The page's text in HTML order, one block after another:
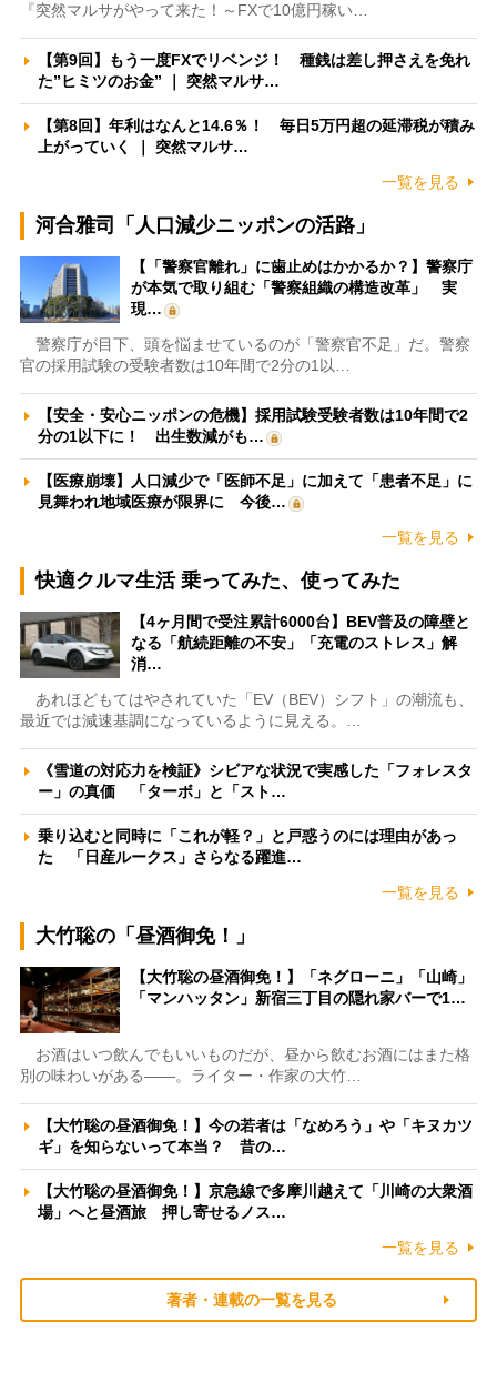
『突然マルサがやって来た！～FXで10億円稼い…
【第9回】もう一度FXでリベンジ！ 種銭は差し押さえを免れ
た”ヒミツのお金” ｜ 突然マルサ…
【第8回】年利はなんと14.6％！ 毎日5万円超の延滞税が積み
上がっていく ｜ 突然マルサ…
一覧を見る
河合雅司「人口減少ニッポンの活路」
【「警察官離れ」に歯止めはかかるか？】警察庁
が本気で取り組む「警察組織の構造改革」 実
現…
警察庁が目下、頭を悩ませているのが「警察官不足」だ。警察
官の採用試験の受験者数は10年間で2分の1以…
【安全・安心ニッポンの危機】採用試験受験者数は10年間で2
分の1以下に！ 出生数減がも…
【医療崩壊】人口減少で「医師不足」に加えて「患者不足」に
見舞われ地域医療が限界に 今後…
一覧を見る
快適クルマ生活 乗ってみた、使ってみた
【4ヶ月間で受注累計6000台】BEV普及の障壁と
なる「航続距離の不安」「充電のストレス」解
消…
あれほどもてはやされていた「EV（BEV）シフト」の潮流も、
最近では減速基調になっているように見える。…
《雪道の対応力を検証》シビアな状況で実感した「フォレスタ
ー」の真価 「ターボ」と「スト…
乗り込むと同時に「これが軽？」と戸惑うのには理由があっ
た 「日産ルークス」さらなる躍進…
一覧を見る
大竹聡の「昼酒御免！」
【大竹聡の昼酒御免！】「ネグローニ」「山崎」
「マンハッタン」新宿三丁目の隠れ家バーで1…
お酒はいつ飲んでもいいものだが、昼から飲むお酒にはまた格
別の味わいがある――。ライター・作家の大竹…
【大竹聡の昼酒御免！】今の若者は「なめろう」や「キヌカツ
ギ」を知らないって本当？ 昔の…
【大竹聡の昼酒御免！】京急線で多摩川越えて「川崎の大衆酒
場」へと昼酒旅 押し寄せるノス…
一覧を見る
著者・連載の一覧を見る